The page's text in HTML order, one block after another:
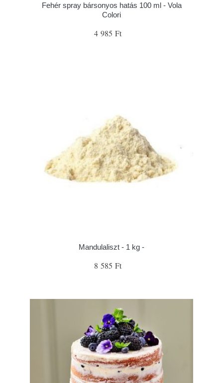
Fehér spray bársonyos hatás 100 ml - Vola
Colori
4 985 Ft
Mandulaliszt - 1 kg -
8 585 Ft